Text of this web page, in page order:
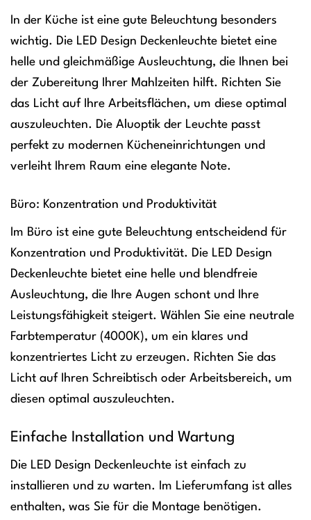
In der Küche ist eine gute Beleuchtung besonders
wichtig. Die LED Design Deckenleuchte bietet eine
helle und gleichmäßige Ausleuchtung, die Ihnen bei
der Zubereitung Ihrer Mahlzeiten hilft. Richten Sie
das Licht auf Ihre Arbeitsflächen, um diese optimal
auszuleuchten. Die Aluoptik der Leuchte passt
perfekt zu modernen Kücheneinrichtungen und
verleiht Ihrem Raum eine elegante Note.
Büro: Konzentration und Produktivität
Im Büro ist eine gute Beleuchtung entscheidend für
Konzentration und Produktivität. Die LED Design
Deckenleuchte bietet eine helle und blendfreie
Ausleuchtung, die Ihre Augen schont und Ihre
Leistungsfähigkeit steigert. Wählen Sie eine neutrale
Farbtemperatur (4000K), um ein klares und
konzentriertes Licht zu erzeugen. Richten Sie das
Licht auf Ihren Schreibtisch oder Arbeitsbereich, um
diesen optimal auszuleuchten.
Einfache Installation und Wartung
Die LED Design Deckenleuchte ist einfach zu
installieren und zu warten. Im Lieferumfang ist alles
enthalten, was Sie für die Montage benötigen.